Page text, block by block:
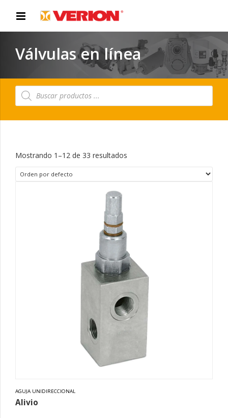
Válvulas en línea
Búsqueda
de
Mostrando 1–12 de 33 resultados
AGUJA UNIDIRECCIONAL
Alivio